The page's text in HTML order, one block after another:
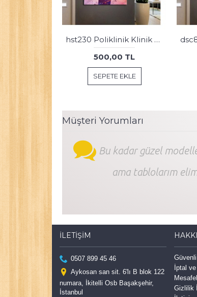
Veteriner Tabloları, Pet Center, Evcil Dostlarımız Kedi ve Köpek Tabloları vtr71
500,00 TL
SEPETE EKLE
Müşteri Yorumları
Bu kadar güzel
ama tablolarım
İLETIŞIM
0507 899 45 46
Aykosan san sit. 6'lı B blok 122
numara, İkitelli Osb Başakşehir,
İstanbul
İptal
Gizlilik